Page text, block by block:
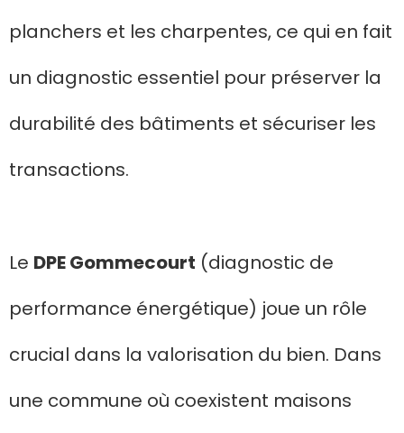
planchers et les charpentes, ce qui en fait
un diagnostic essentiel pour préserver la
durabilité des bâtiments et sécuriser les
transactions.
Le DPE Gommecourt (diagnostic de
performance énergétique) joue un rôle
crucial dans la valorisation du bien. Dans
une commune où coexistent maisons